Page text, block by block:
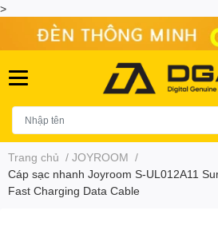
>
Trang chủ / JOYROOM /
Cáp sạc nhanh Joyroom S-UL012A11
Fast Charging Data Cable